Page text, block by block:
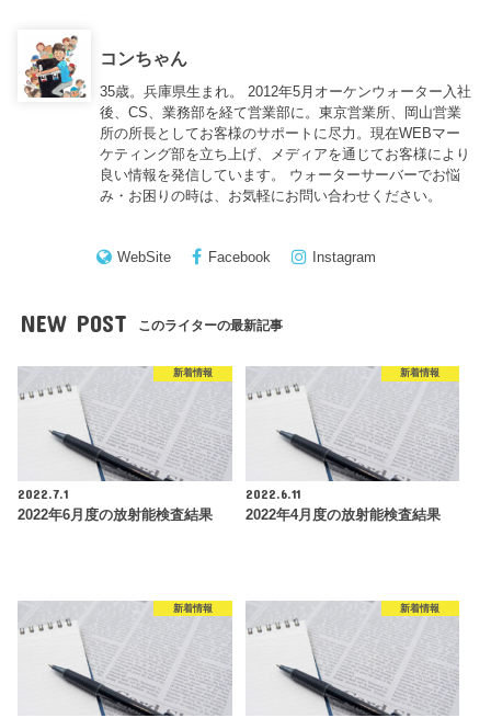
コンちゃん
35歳。兵庫県生まれ。 2012年5月オーケンウォーター入社
後、CS、業務部を経て営業部に。東京営業所、岡山営業
所の所長としてお客様のサポートに尽力。現在WEBマー
ケティング部を立ち上げ、メディアを通じてお客様により
良い情報を発信しています。 ウォーターサーバーでお悩
み・お困りの時は、お気軽にお問い合わせください。
WebSite Facebook Instagram
NEW POST このライターの最新記事
新着情報
2022.7.1
2022年6月度の放射能検査結果
新着情報
2022.6.11
2022年4月度の放射能検査結果
新着情報 新着情報